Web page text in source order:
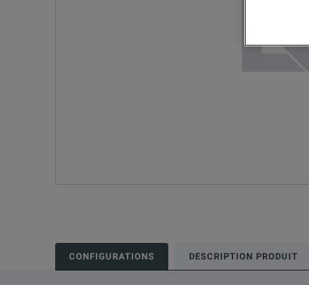
CONFIGURATIONS DESCRIPTION PRODUIT